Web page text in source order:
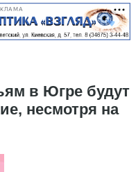
в Югре будут
несмотря на